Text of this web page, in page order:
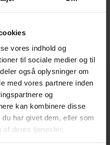
vores indhold og
til sociale medier og til
også oplysninger om
med vores partnere inden
og
kan kombinere disse
har givet dem, eller som
deres tjenester.